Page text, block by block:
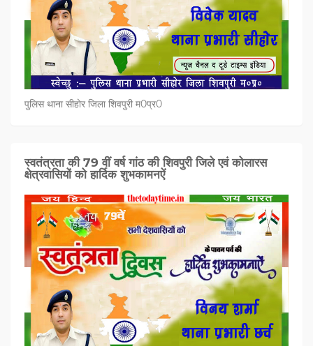
पुलिस थाना सीहोर जिला शिवपुरी म0प्र0
स्वतंत्रता की 79 वीं वर्ष गांठ की शिवपुरी जिले एवं कोलारस
क्षेत्रवासियों को हार्दिक शुभकामनऐं